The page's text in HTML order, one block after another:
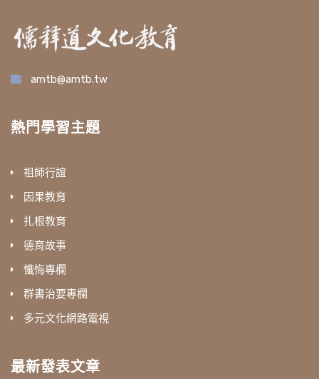
amtb@amtb.tw
熱門學習主題
祖師行誼
因果教育
扎根教育
德育故事
懺悔專欄
群書治要專欄
多元文化網路電視
最新發表文章